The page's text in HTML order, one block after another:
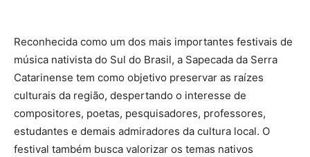
Reconhecida como um dos mais importantes festivais de
música nativista do Sul do Brasil, a Sapecada da Serra
Catarinense tem como objetivo preservar as raízes
culturais da região, despertando o interesse de
compositores, poetas, pesquisadores, professores,
estudantes e demais admiradores da cultura local. O
festival também busca valorizar os temas nativos